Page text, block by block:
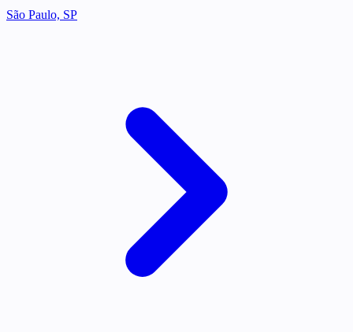
São Paulo, SP